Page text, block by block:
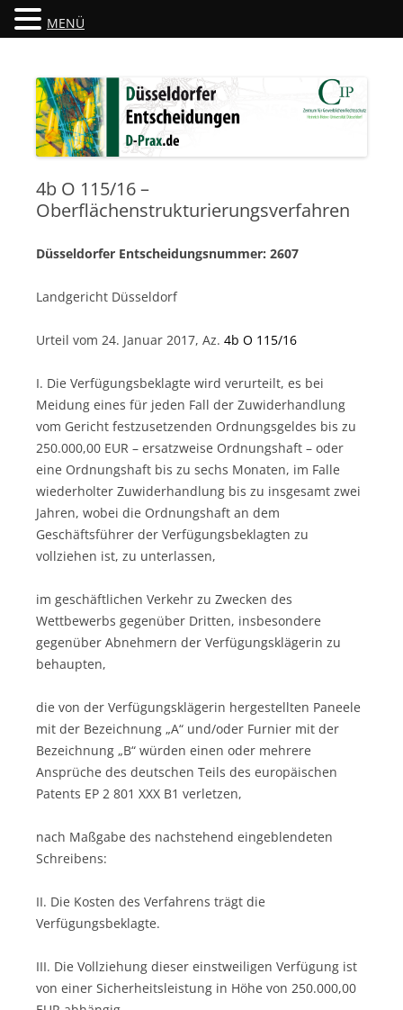
Düsseldorfer Entscheidungen
4b O 115/16 –
Oberflächenstrukturierungsverfahren
Düsseldorfer Entscheidungsnummer: 2607
Landgericht Düsseldorf
Urteil vom 24. Januar 2017, Az. 4b O 115/16
I. Die Verfügungsbeklagte wird verurteilt, es bei
Meidung eines für jeden Fall der Zuwiderhandlung
vom Gericht festzusetzenden Ordnungsgeldes bis zu
250.000,00 EUR – ersatzweise Ordnungshaft – oder
eine Ordnungshaft bis zu sechs Monaten, im Falle
wiederholter Zuwiderhandlung bis zu insgesamt zwei
Jahren, wobei die Ordnungshaft an dem
Geschäftsführer der Verfügungsbeklagten zu
vollziehen ist, zu unterlassen,
im geschäftlichen Verkehr zu Zwecken des
Wettbewerbs gegenüber Dritten, insbesondere
gegenüber Abnehmern der Verfügungsklägerin zu
behaupten,
die von der Verfügungsklägerin hergestellten Paneele
mit der Bezeichnung „A“ und/oder Furnier mit der
Bezeichnung „B“ würden einen oder mehrere
Ansprüche des deutschen Teils des europäischen
Patents EP 2 801 XXX B1 verletzen,
nach Maßgabe des nachstehend eingeblendeten
Schreibens:
II. Die Kosten des Verfahrens trägt die
Verfügungsbeklagte.
III. Die Vollziehung dieser einstweiligen Verfügung ist
von einer Sicherheitsleistung in Höhe von 250.000,00
MENÜ